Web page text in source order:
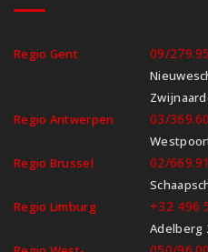
Regio Gent 09/
Regio Antwerpen
03/
Regio Brussel
02/
Regio Limburg
+32 496
Adelberg